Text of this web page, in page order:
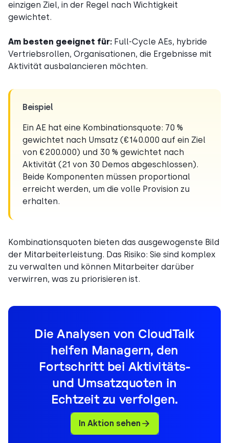
einzigen Ziel, in der Regel nach Wichtigkeit
gewichtet.
Am besten geeignet für: Full-Cycle AEs, hybride
Vertriebsrollen, Organisationen, die Ergebnisse mit
Aktivität ausbalancieren möchten.
Beispiel
Ein AE hat eine Kombinationsquote: 70 %
gewichtet nach Umsatz (€140.000 auf ein Ziel
von €200.000) und 30 % gewichtet nach
Aktivität (21 von 30 Demos abgeschlossen).
Beide Komponenten müssen proportional
erreicht werden, um die volle Provision zu
erhalten.
Kombinationsquoten bieten das ausgewogenste Bild
der Mitarbeiterleistung. Das Risiko: Sie sind komplex
zu verwalten und können Mitarbeiter darüber
verwirren, was zu priorisieren ist.
Die Analysen von CloudTalk
helfen Managern, den
Fortschritt bei Aktivitäts-
und Umsatzquoten in
Echtzeit zu verfolgen.
In Aktion sehen